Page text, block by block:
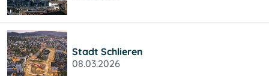
Stadt Schlieren
08.03.2026